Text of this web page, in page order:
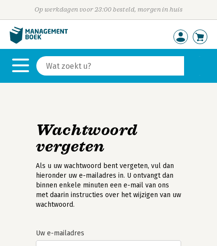
Op werkdagen voor 23:00 besteld, morgen in huis
Wachtwoord
vergeten
Als u uw wachtwoord bent vergeten, vul dan
hieronder uw e-mailadres in. U ontvangt dan
binnen enkele minuten een e-mail van ons
met daarin instructies over het wijzigen van uw
wachtwoord.
Uw e-mailadres